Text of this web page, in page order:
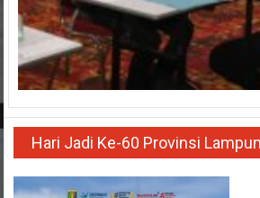
Hari Jadi Ke-60 Provinsi